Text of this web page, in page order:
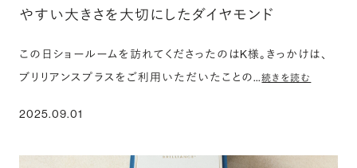
やすい大きさを大切にしたダイヤモンド
この日ショールームを訪れてくださったのはK様。きっかけは、
ブリリアンスプラスをご利用いただいたことの…続きを読む
2025.09.01